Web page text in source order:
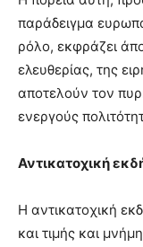
παράδειγμα
ρόλο, εκφράζει
ελευθερίας, της
αποτελούν τον
ενεργούς
Αντικατοχική
Η αντικατοχική
και τιμής και